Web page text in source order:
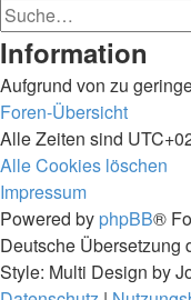
Information
Aufgrund von zu
Foren-Übersicht
Alle Zeiten sind
Alle Cookies löschen
Impressum
Powered by phpBB®
Deutsche Übersetzung
Style: Multi Design by